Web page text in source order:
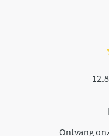
Ontvang